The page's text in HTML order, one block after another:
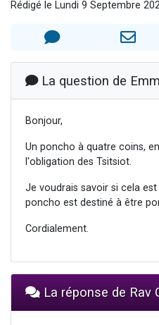
Il reste 49
3 personnes viennent
5 personnes viennent
Rédigé le Lundi 9 Septembre
La question de
Bonjour,
Un poncho à quatre coins,
l'obligation des Tsitsiot.
Je voudrais savoir si cela
poncho est destiné à être
Cordialement.
La réponse de Rav